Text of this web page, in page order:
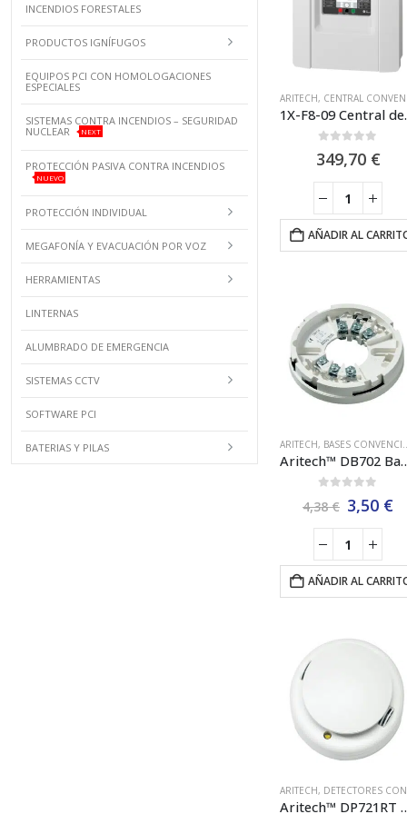
ARITECH, CENTRAL CONVENCIONAL 8 ZONAS
1X-F8-09
349,70 €
AÑADIR AL
ARITECH, BASES CONVENCIONALES
Aritech™ DB702 Base
4,38€ El
precio
original
era:
4,38 €.
3,50 €El
AÑADIR AL
ARITECH, DETECTORES CONVENCIONALES
Aritech™ DP721RT
INCENDIOS FORESTALES
PRODUCTOS IGNÍFUGOS
EQUIPOS PCI CON HOMOLOGACIONES
ESPECIALES
SISTEMAS CONTRA INCENDIOS – SEGURIDAD
NUCLEAR
NEXT
PROTECCIÓN PASIVA CONTRA INCENDIOS
NUEVO
PROTECCIÓN INDIVIDUAL
MEGAFONÍA Y EVACUACIÓN POR VOZ
HERRAMIENTAS
LINTERNAS
ALUMBRADO DE EMERGENCIA
SISTEMAS CCTV
SOFTWARE PCI
BATERIAS Y PILAS